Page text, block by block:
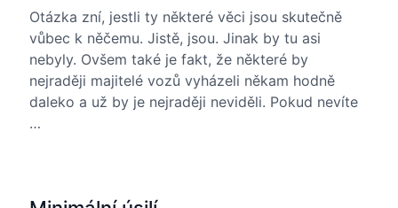
Otázka zní, jestli ty některé věci jsou skutečně
vůbec k něčemu. Jistě, jsou. Jinak by tu asi
nebyly. Ovšem také je fakt, že některé by
nejraději majitelé vozů vyházeli někam hodně
daleko a už by je nejraději neviděli. Pokud nevíte
…